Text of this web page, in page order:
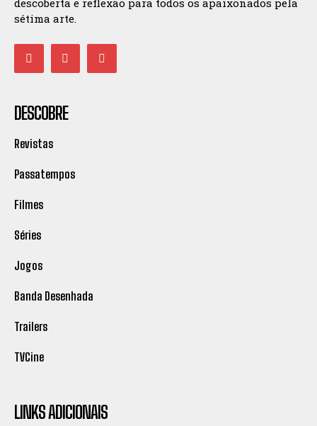
sétima arte.
DESCOBRE
Revistas
Passatempos
Filmes
Séries
Jogos
Banda Desenhada
Trailers
TVCine
LINKS ADICIONAIS